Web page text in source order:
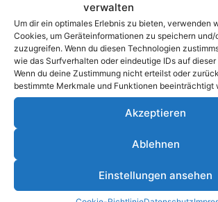
verwalten
Um dir ein optimales Erlebnis zu bieten, verwenden
Cookies, um Geräteinformationen zu speichern und/
zuzugreifen. Wenn du diesen Technologien
wie das Surfverhalten oder eindeutige IDs auf
Wenn du deine Zustimmung nicht erteilst oder
bestimmte Merkmale und Funktionen beeinträchtigt
Akzeptieren
Ablehnen
Einstellungen ansehen
Dezember 2025
SO.
7 wU12 VL-Spieltag (TH)
7. Dezember 2025 @ 10:00-16:00
Schulsportzentrum Mundenheim, Erich-
Ludwigshafen am Rhein
mU08 Spieltag (SH)
Schulsportzentrum Mundenheim, Erich-
Ludwigshafen am Rhein